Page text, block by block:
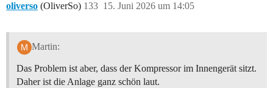
oliverso (OliverSo) 15. Juni 2026 um 14:05
133
Martin:
Das Problem ist aber, dass der Kompressor im Innengerät sitzt.
Daher ist die Anlage ganz schön laut.